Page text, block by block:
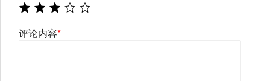
评论内容*